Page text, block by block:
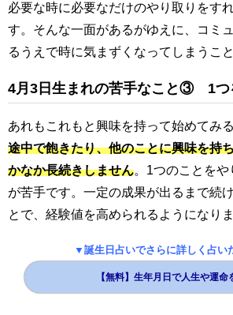
必要な時に必要なだけのやり取りをす
す。そんな一面があるがゆえに、コミ
るうえで時に気まずくなってしまうこ
4月3日生まれの苦手なこと③ 1つ
あれもこれもと興味を持って始めてみ
途中で飽きたり、他のことに興味を持
かなか長続きしません。1つのことをや
が苦手です。一定の成果が出るまで続
とで、経験値を高められるようになりま
▼誕生日占いでさらに詳しく占い
【無料】生年月日で人生や運命